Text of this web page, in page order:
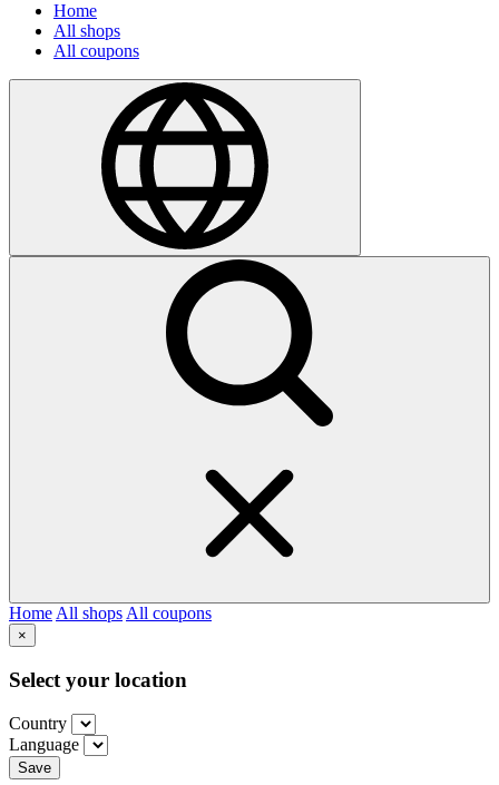
Home
All shops
All coupons
Home All shops All coupons
×
Select your location
Country
Language
Save